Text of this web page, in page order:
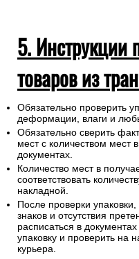
5. Инструкции
товаров из
Обязательно проверить
деформации, влаги и
Обязательно сверить
мест с количеством мест
документах.
Количество мест в
соответствовать
накладной.
После проверки
знаков и отсутствия
расписаться в
упаковку и проверить на
курьера.